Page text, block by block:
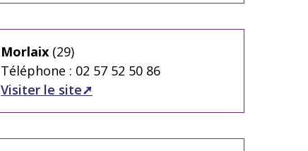
Morlaix (29)
Téléphone : 02 57 52 50 86
Visiter le site